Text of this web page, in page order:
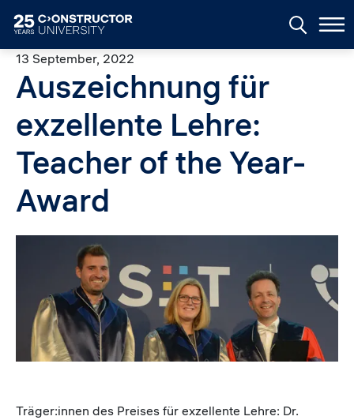
13 September, 2022
Auszeichnung für
exzellente Lehre:
Teacher of the Year-
Award
Träger:innen des Preises für exzellente Lehre: Dr.